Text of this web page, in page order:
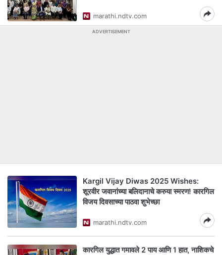
marathi.ndtv.com
ADVERTISEMENT
Kargil Vijay Diwas 2025 Wishes:
शूरवीर जवानांच्या बलिदानाचे करुया स्मरण! कारगिल
विजय दिवसाच्या पाठवा शुभेच्छा
marathi.ndtv.com
कारगिल युद्धात गमावले 2 पाय आणि 1 हात, नाशिकचे